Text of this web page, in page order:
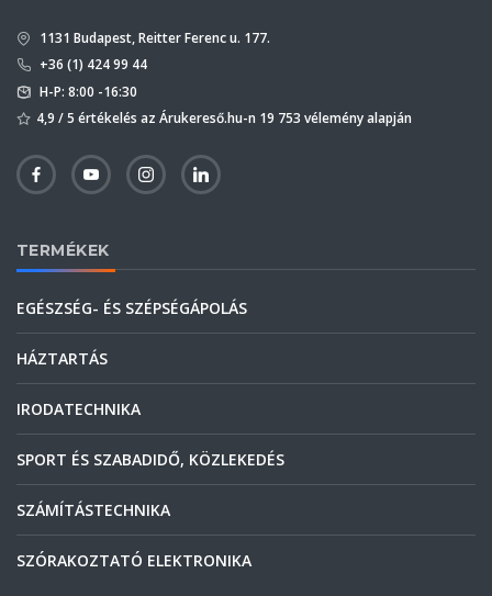
1131 Budapest, Reitter Ferenc u. 177.
+36 (1) 424 99 44
H-P: 8:00 -16:30
4,9 / 5 értékelés az Árukereső.hu-n 19 753 vélemény alapján
TERMÉKEK
EGÉSZSÉG- ÉS SZÉPSÉGÁPOLÁS
HÁZTARTÁS
IRODATECHNIKA
SPORT ÉS SZABADIDŐ, KÖZLEKEDÉS
SZÁMÍTÁSTECHNIKA
SZÓRAKOZTATÓ ELEKTRONIKA